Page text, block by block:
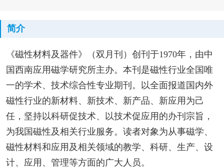
简介
《磁性材料及器件》（双月刊）创刊于1970年，由中
国西南应用磁学研究所主办。本刊是磁性行业全国唯
一的学术、技术综合性专业期刊。以全面报道国内外
磁性行业的新材料、新技术、新产品、新应用为己
任，坚持以科研促技术、以技术促应用的办刊宗旨，
为我国磁性及相关行业服务。读者对象为从事磁学、
磁性材料和应用及相关领域的教学、科研、生产、设
计、应用、管理等方面的广大人员。